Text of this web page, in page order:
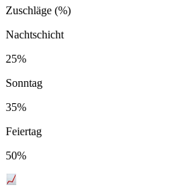
Zuschläge (%)
Nachtschicht
25%
Sonntag
35%
Feiertag
50%